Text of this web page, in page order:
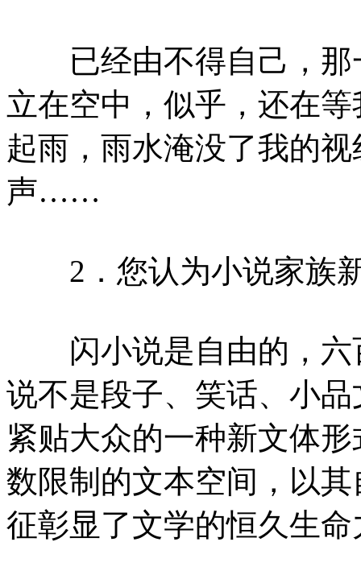
已经由不得自己，那
立在空中，似乎，还在
起雨，雨水淹没了我的
声……
2．您认为小说家族新
闪小说是自由的，六
说不是段子、笑话、小
紧贴大众的一种新文体
数限制的文本空间，以
征彰显了文学的恒久生命